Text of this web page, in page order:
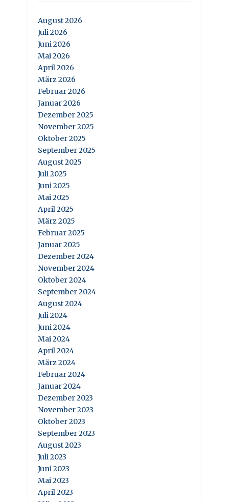
August 2026
Juli 2026
Juni 2026
Mai 2026
April 2026
März 2026
Februar 2026
Januar 2026
Dezember 2025
November 2025
Oktober 2025
September 2025
August 2025
Juli 2025
Juni 2025
Mai 2025
April 2025
März 2025
Februar 2025
Januar 2025
Dezember 2024
November 2024
Oktober 2024
September 2024
August 2024
Juli 2024
Juni 2024
Mai 2024
April 2024
März 2024
Februar 2024
Januar 2024
Dezember 2023
November 2023
Oktober 2023
September 2023
August 2023
Juli 2023
Juni 2023
Mai 2023
April 2023